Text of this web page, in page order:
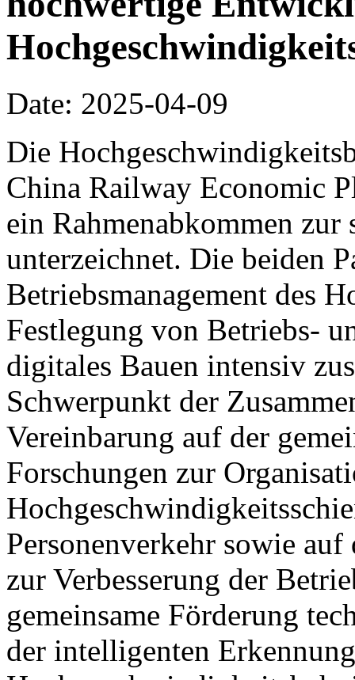
Date: 2025-04-09
Die
China Railway Economic
ein Rahmenabkommen zur
unterzeichnet. Die beiden
Betriebsmanagement des
Festlegung von Betriebs-
digitales Bauen intensiv
Schwerpunkt der
Vereinbarung auf der
Forschungen zur
Personenverkehr sowie
zur Verbesserung der
gemeinsame Förderung
der intelligenten